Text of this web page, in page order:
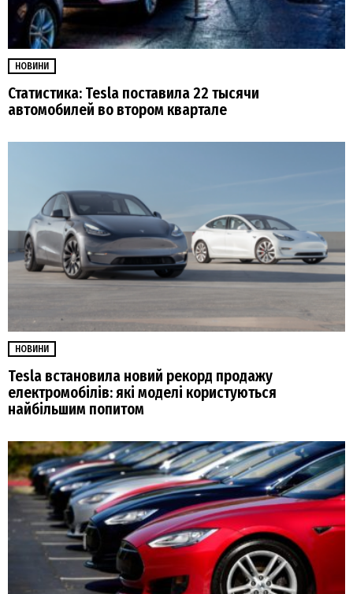
НОВИНИ
Статистика: Tesla поставила 22 тысячи
автомобилей во втором квартале
НОВИНИ
Tesla встановила новий рекорд продажу
електромобілів: які моделі користуються
найбільшим попитом